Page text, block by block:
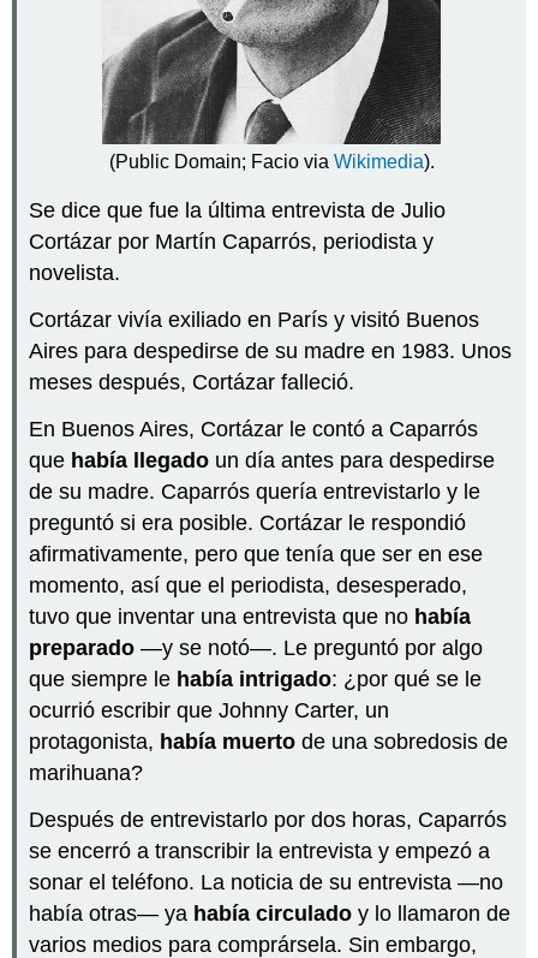
pluscuamperfecto
indicativo?
Ejemplo
1
Ejemplo
2
¿Cómo
forma
el
del
indicativo?
¡Ojo!
a
practicar!
Actividad
Actividad
8.2.2
Actividad
8.2.3
Actividad
(Public Domain; Facio via Wikimedia).
Se dice que fue la última entrevista de Julio
Cortázar por Martín Caparrós, periodista y
novelista.
Cortázar vivía exiliado en París y visitó Buenos
Aires para despedirse de su madre en 1983. Unos
meses después, Cortázar falleció.
En Buenos Aires, Cortázar le contó a Caparrós
que había llegado un día antes para despedirse
de su madre. Caparrós quería entrevistarlo y le
preguntó si era posible. Cortázar le respondió
afirmativamente, pero que tenía que ser en ese
momento, así que el periodista, desesperado,
tuvo que inventar una entrevista que no había
preparado —y se notó—. Le preguntó por algo
que siempre le había intrigado: ¿por qué se le
ocurrió escribir que Johnny Carter, un
protagonista, había muerto de una sobredosis de
marihuana?
Después de entrevistarlo por dos horas, Caparrós
se encerró a transcribir la entrevista y empezó a
sonar el teléfono. La noticia de su entrevista —no
había otras— ya había circulado y lo llamaron de
varios medios para comprársela. Sin embargo,